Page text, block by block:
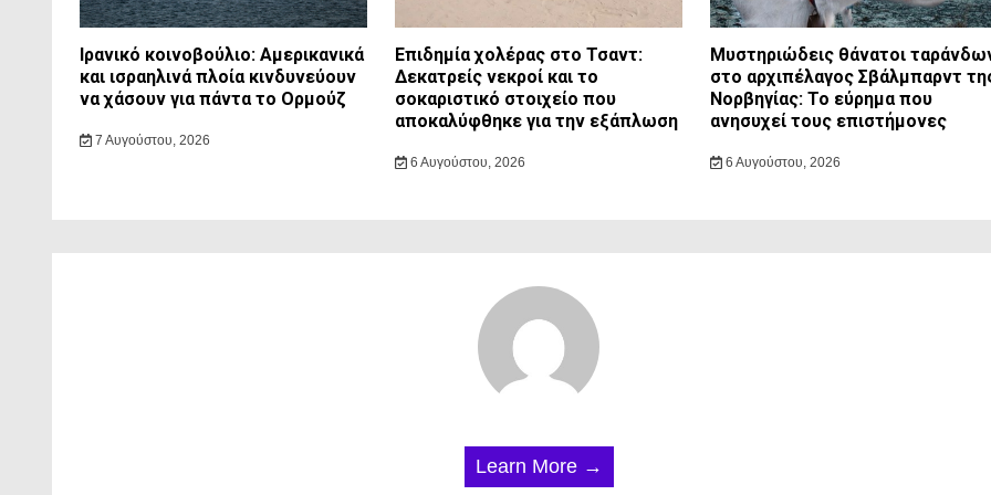
Ιρανικό κοινοβούλιο: Αμερικανικά
και ισραηλινά πλοία κινδυνεύουν
να χάσουν για πάντα το Ορμούζ
7 Αυγούστου, 2026
Επιδημία χολέρας στο Τσαντ:
Δεκατρείς νεκροί και το
σοκαριστικό στοιχείο που
αποκαλύφθηκε για την εξάπλωση
6 Αυγούστου, 2026
Μυστηριώδεις θάνατοι
στο αρχιπέλαγος Σβάλμπαρντ
Νορβηγίας: Το εύρημα που
ανησυχεί τους επιστήμονες
6 Αυγούστου, 2026
Learn More →